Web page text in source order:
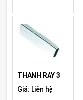
THANH RAY 3
Giá: Liên hệ